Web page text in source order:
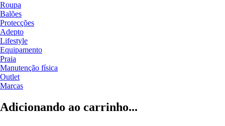
Roupa
Balões
Protecções
Adepto
Lifestyle
Equipamento
Praia
Manutenção física
Outlet
Marcas
Adicionando ao carrinho...